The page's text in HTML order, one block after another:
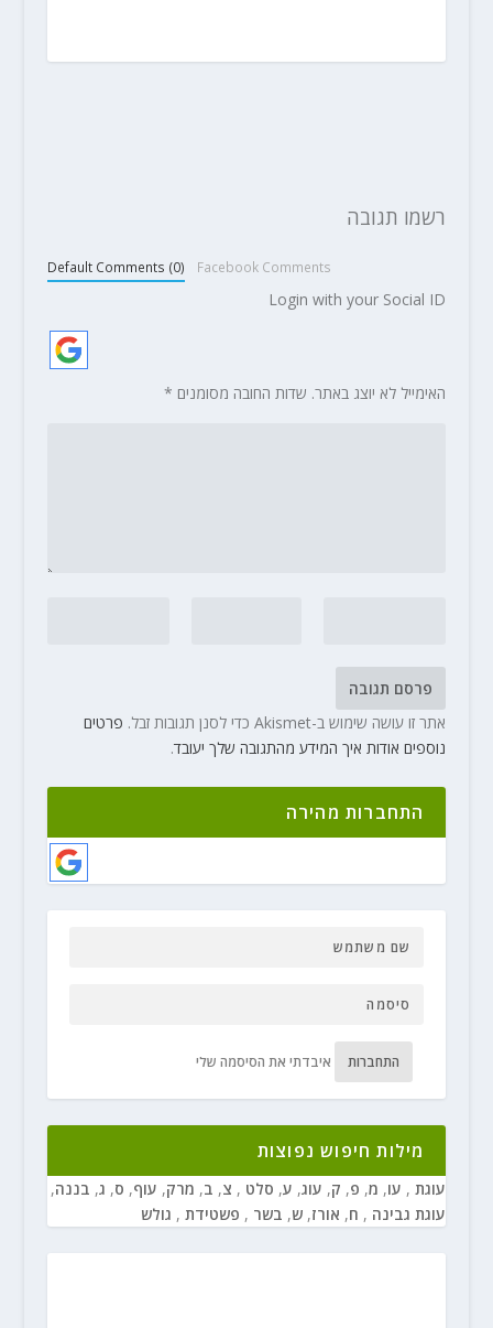
רשמו תגובה
Default Comments (0) Facebook Comments
Login with your Social ID
האימייל לא יוצג באתר. שדות החובה מסומנים *
אתר זו עושה שימוש ב-Akismet כדי לסנן תגובות זבל.
פרטים
נוספים אודות איך המידע מהתגובה שלך יעובד.
התחברות מהירה
התחברות איבדתי את הסיסמה שלי
מילות חיפוש נפוצות
עוגת , עו, מ, פ, ק, עוג, ע, סלט , צ, ב, מרק, עוף, ס, ג, בננה,
עוגת גבינה , ח, אורז, ש, בשר , פשטידת , גולש